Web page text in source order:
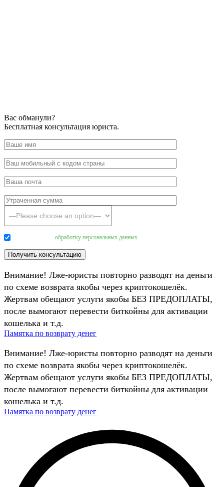
Вас обманули?
Бесплатная консультация юриста.
обработку персональных данных
Внимание! Лже-юристы повторно разводят на деньги
по схеме возврата якобы через криптокошелёк.
Жертвам обещают услуги якобы БЕЗ ПРЕДОПЛАТЫ,
после вымогают перевести биткойны для активации
кошелька и т.д.
Памятка по возврату денег
Внимание! Лже-юристы повторно разводят на деньги
по схеме возврата якобы через криптокошелёк.
Жертвам обещают услуги якобы БЕЗ ПРЕДОПЛАТЫ,
после вымогают перевести биткойны для активации
кошелька и т.д.
Памятка по возврату денег